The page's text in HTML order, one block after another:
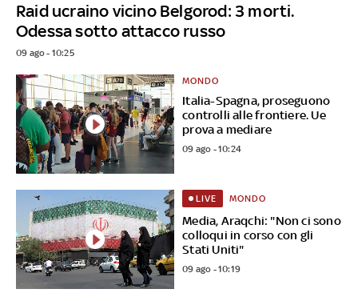
Raid ucraino vicino Belgorod: 3 morti.
Odessa sotto attacco russo
09 ago - 10:25
Italia-Spagna, proseguono
controlli alle frontiere. Ue
prova a mediare
MONDO
09 ago - 10:24
Media, Araqchi: "Non ci sono
colloqui in corso con gli
Stati Uniti"
LIVE MONDO
09 ago - 10:19